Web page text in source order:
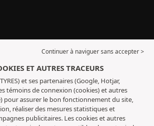
Continuer à naviguer sans accepter >
ET AUTRES TRACEURS
et ses partenaires (Google, Hotjar,
témoins de connexion (cookies) et autres
pour assurer le bon fonctionnement du site,
réaliser des mesures statistiques et
publicitaires. Les cookies et autres